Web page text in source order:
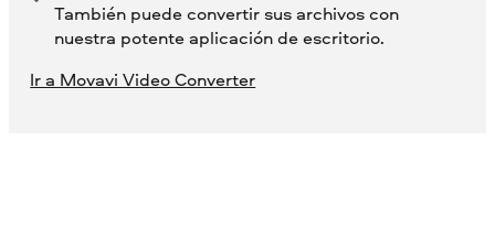
También puede convertir sus archivos con
nuestra potente aplicación de escritorio.
Ir a Movavi Video Converter